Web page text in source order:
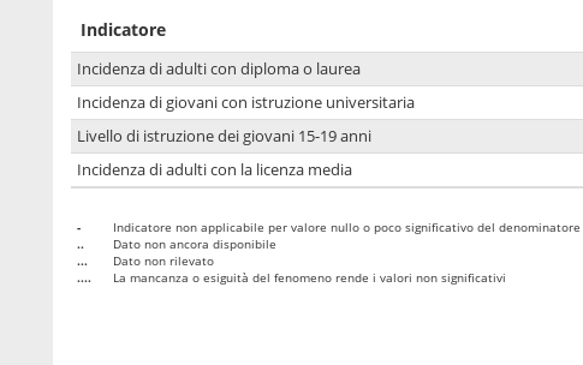
Indicatore
Incidenza di adulti con diploma o laurea
Incidenza di giovani con istruzione universitaria
Livello di istruzione dei giovani 15-19 anni
Incidenza di adulti con la licenza media
-
Indicatore non applicabile per valore nullo o poco significativo del denominatore
..
Dato non ancora disponibile
...
Dato non rilevato
....
La mancanza o esiguità del fenomeno rende i valori non significativi